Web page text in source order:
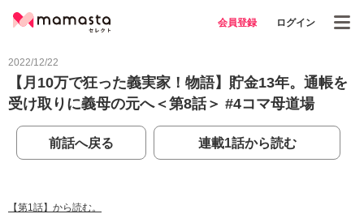
会員登録 ログイン
2022/12/22
【月10万で狂った義実家！物語】貯金13年。通帳を
受け取りに義母の元へ＜第8話＞ #4コマ母道場
前話へ戻る 連載1話から読む
【第1話】から読む。